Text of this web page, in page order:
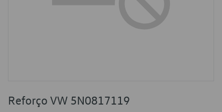
Reforço VW 5N0817119